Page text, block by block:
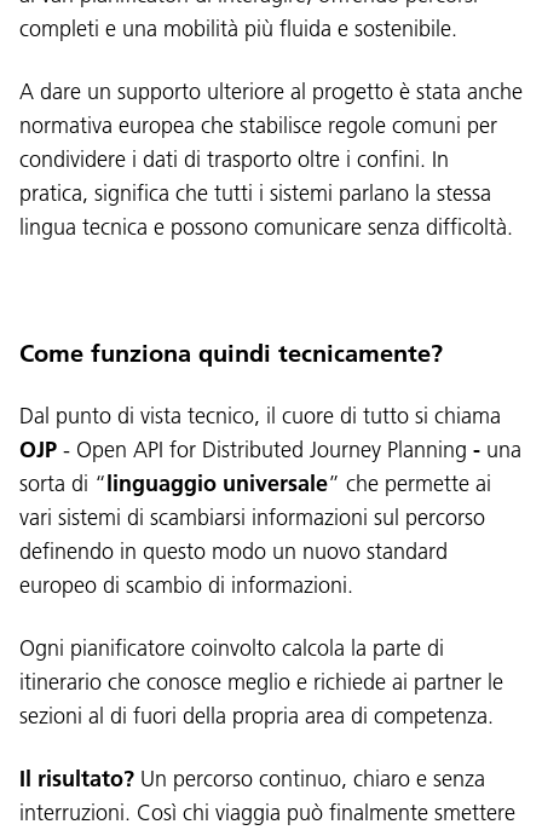
completi e una mobilità più fluida e sostenibile.
A dare un supporto ulteriore al progetto è stata anche
normativa europea che stabilisce regole comuni per
condividere i dati di trasporto oltre i confini. In
pratica, significa che tutti i sistemi parlano la stessa
lingua tecnica e possono comunicare senza difficoltà.
Come funziona quindi tecnicamente?
Dal punto di vista tecnico, il cuore di tutto si chiama
OJP - Open API for Distributed Journey Planning - una
sorta di “linguaggio universale” che permette ai
vari sistemi di scambiarsi informazioni sul percorso
definendo in questo modo un nuovo standard
europeo di scambio di informazioni.
Ogni pianificatore coinvolto calcola la parte di
itinerario che conosce meglio e richiede ai partner le
sezioni al di fuori della propria area di competenza.
Il risultato? Un percorso continuo, chiaro e senza
interruzioni. Così chi viaggia può finalmente smettere